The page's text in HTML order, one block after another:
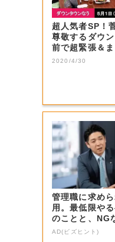
超人気者SP！
尊敬するダウ
前で超緊張＆
号泣！思いを...
2020/4/30
管理職に求め
用。最低限や
のことと、NG
識
AD(ビズヒント)